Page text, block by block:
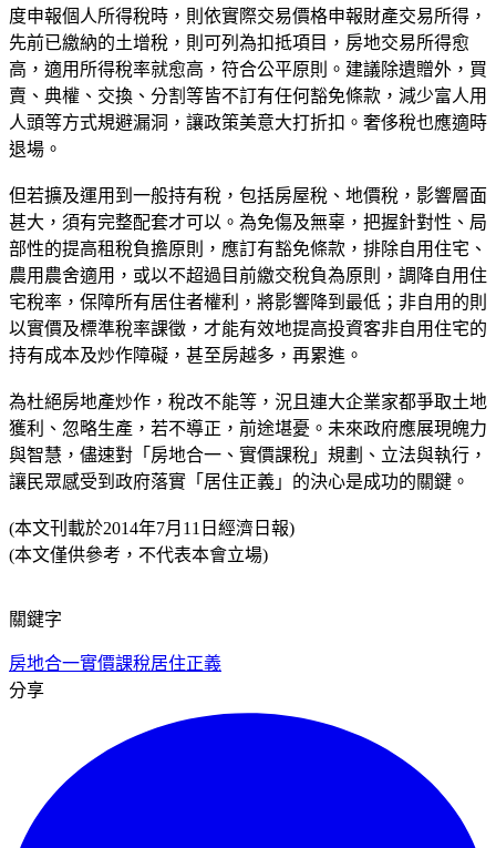
度申報個人所得稅時，則依實際交易價格申報財產交易所得，
先前已繳納的土增稅，則可列為扣抵項目，房地交易所得愈
高，適用所得稅率就愈高，符合公平原則。建議除遺贈外，買
賣、典權、交換、分割等皆不訂有任何豁免條款，減少富人用
人頭等方式規避漏洞，讓政策美意大打折扣。奢侈稅也應適時
退場。
但若擴及運用到一般持有稅，包括房屋稅、地價稅，影響層面
甚大，須有完整配套才可以。為免傷及無辜，把握針對性、局
部性的提高租稅負擔原則，應訂有豁免條款，排除自用住宅、
農用農舍適用，或以不超過目前繳交稅負為原則，調降自用住
宅稅率，保障所有居住者權利，將影響降到最低；非自用的則
以實價及標準稅率課徵，才能有效地提高投資客非自用住宅的
持有成本及炒作障礙，甚至房越多，再累進。
為杜絕房地產炒作，稅改不能等，況且連大企業家都爭取土地
獲利、忽略生產，若不導正，前途堪憂。未來政府應展現魄力
與智慧，儘速對「房地合一、實價課稅」規劃、立法與執行，
讓民眾感受到政府落實「居住正義」的決心是成功的關鍵。
(本文刊載於2014年7月11日經濟日報)
(本文僅供參考，不代表本會立場)
關鍵字
房地合一實價課稅居住正義
分享